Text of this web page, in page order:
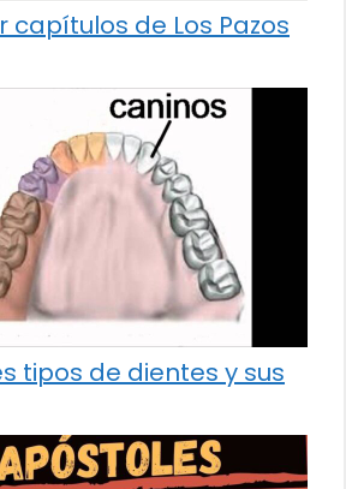
capítulos de Los Pazos
tipos de dientes y sus